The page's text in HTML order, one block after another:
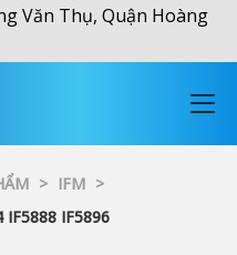
Văn Thụ, Quận Hoàng
> IFM >
IF5888 IF5896